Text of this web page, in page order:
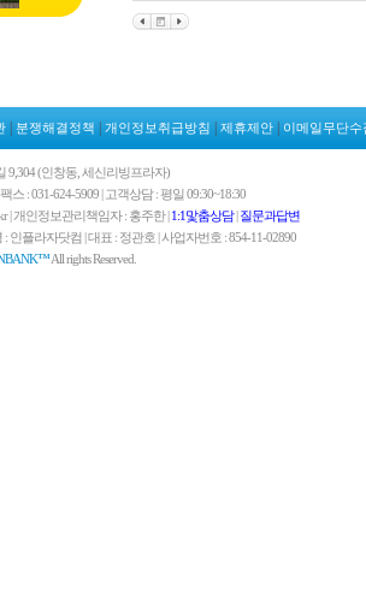
분쟁해결정책 개인정보취급방침 제휴제안 이메일무단수
9,304 (인창동, 세신리빙프라자)
스 : 031-624-5909 | 고객상담 : 평일 09:30~18:30
| 개인정보관리책임자 : 홍주한 |1:1맟춤상담|질문과답변
인플라자닷컴 | 대표 : 정관호 | 사업자번호 : 854-11-02890
All rights Reserved.